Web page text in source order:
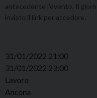
antecedente l’evento. Il
inviato il link per accedere.
31/01/2022 21:00
31/01/2022 23:00
Lavoro
Ancona